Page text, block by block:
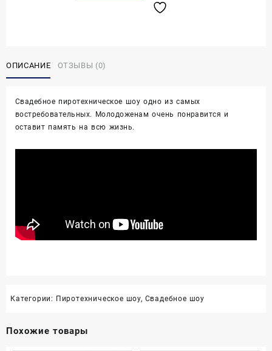
ОПИСАНИЕ ОТЗЫВЫ (0)
Свадебное пиротехническое шоу одно из самых
востребовательных. Молодоженам очень понравится и
оставит память на всю жизнь.
Категории: Пиротехническое шоу, Свадебное шоу
Похожие товары